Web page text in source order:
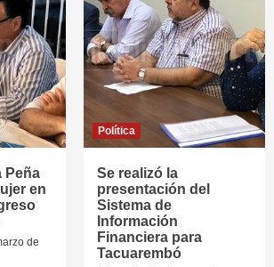
Peña
en
de
Política
Se realizó la
presentación del
Sistema de
Información
Financiera para
Tacuarembó